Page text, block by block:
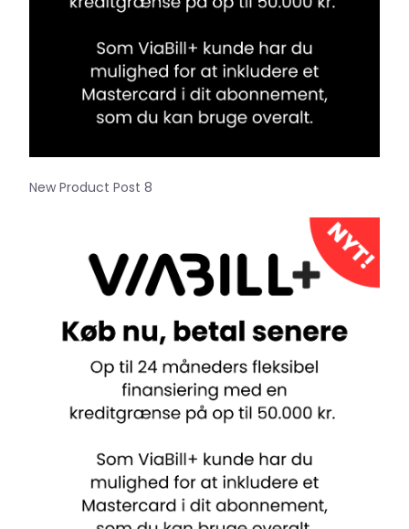
New Product Post 8